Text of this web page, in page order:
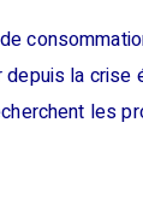
depuis la crise
les